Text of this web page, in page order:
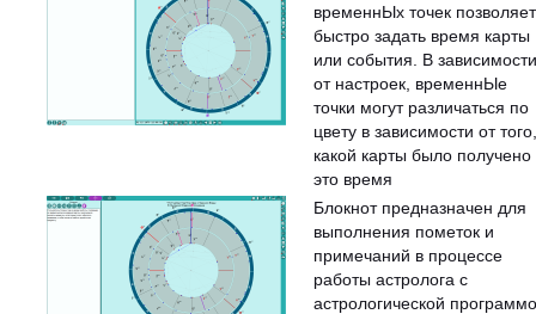
временнЫх точек позволяет
быстро задать время карты
или события. В зависимости
от настроек, временнЫе
точки могут различаться по
цвету в зависимости от
какой карты было получено
это время
Блокнот предназначен для
выполнения пометок и
примечаний в процессе
работы астролога с
астрологической